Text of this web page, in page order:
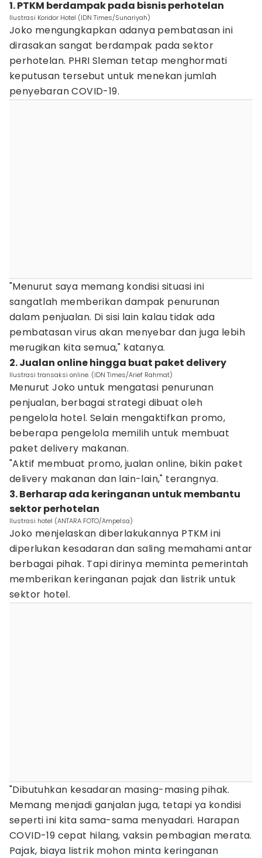
1. PTKM berdampak pada bisnis perhotelan
Ilustrasi Koridor Hotel (IDN Times/Sunariyah)
Joko mengungkapkan adanya pembatasan ini
dirasakan sangat berdampak pada sektor
perhotelan. PHRI Sleman tetap menghormati
keputusan tersebut untuk menekan jumlah
penyebaran COVID-19.
"Menurut saya memang kondisi situasi ini
sangatlah memberikan dampak penurunan
dalam penjualan. Di sisi lain kalau tidak ada
pembatasan virus akan menyebar dan juga lebih
merugikan kita semua," katanya.
2. Jualan online hingga buat paket delivery
Ilustrasi transaksi online. (IDN Times/Arief Rahmat)
Menurut Joko untuk mengatasi penurunan
penjualan, berbagai strategi dibuat oleh
pengelola hotel. Selain mengaktifkan promo,
beberapa pengelola memilih untuk membuat
paket delivery makanan.
"Aktif membuat promo, jualan online, bikin paket
delivery makanan dan lain-lain," terangnya.
3. Berharap ada keringanan untuk membantu
sektor perhotelan
Ilustrasi hotel (ANTARA FOTO/Ampelsa)
Joko menjelaskan diberlakukannya PTKM ini
diperlukan kesadaran dan saling memahami antar
berbagai pihak. Tapi dirinya meminta pemerintah
memberikan keringanan pajak dan listrik untuk
sektor hotel.
"Dibutuhkan kesadaran masing-masing pihak.
Memang menjadi ganjalan juga, tetapi ya kondisi
seperti ini kita sama-sama menyadari. Harapan
COVID-19 cepat hilang, vaksin pembagian merata.
Pajak, biaya listrik mohon minta keringanan